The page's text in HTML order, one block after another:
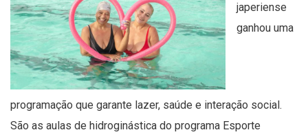
japeriense
ganhou uma
programação que garante lazer, saúde e interação social.
São as aulas de hidroginástica do programa Esporte